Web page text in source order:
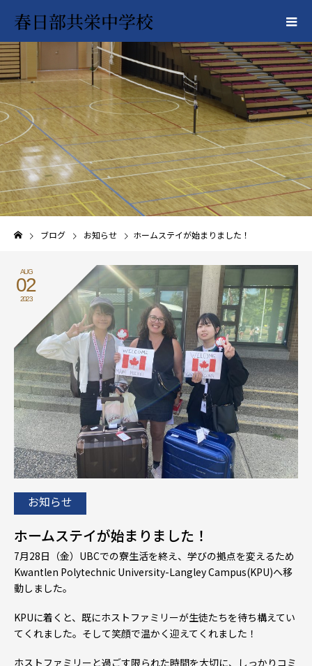
春日部共栄中学校
ブログ お知らせ ホームステイが始まりました！
AUG
02
2023
お知らせ
ホームステイが始まりました！
7月28日（金）UBCでの寮生活を終え、学びの拠点を変えるため
Kwantlen Polytechnic University-Langley Campus(KPU)へ移
動しました。
KPUに着くと、既にホストファミリーが生徒たちを待ち構えてい
てくれました。そして笑顔で温かく迎えてくれました！
ホストファミリーと過ごす限られた時間を大切に、しっかりコミ